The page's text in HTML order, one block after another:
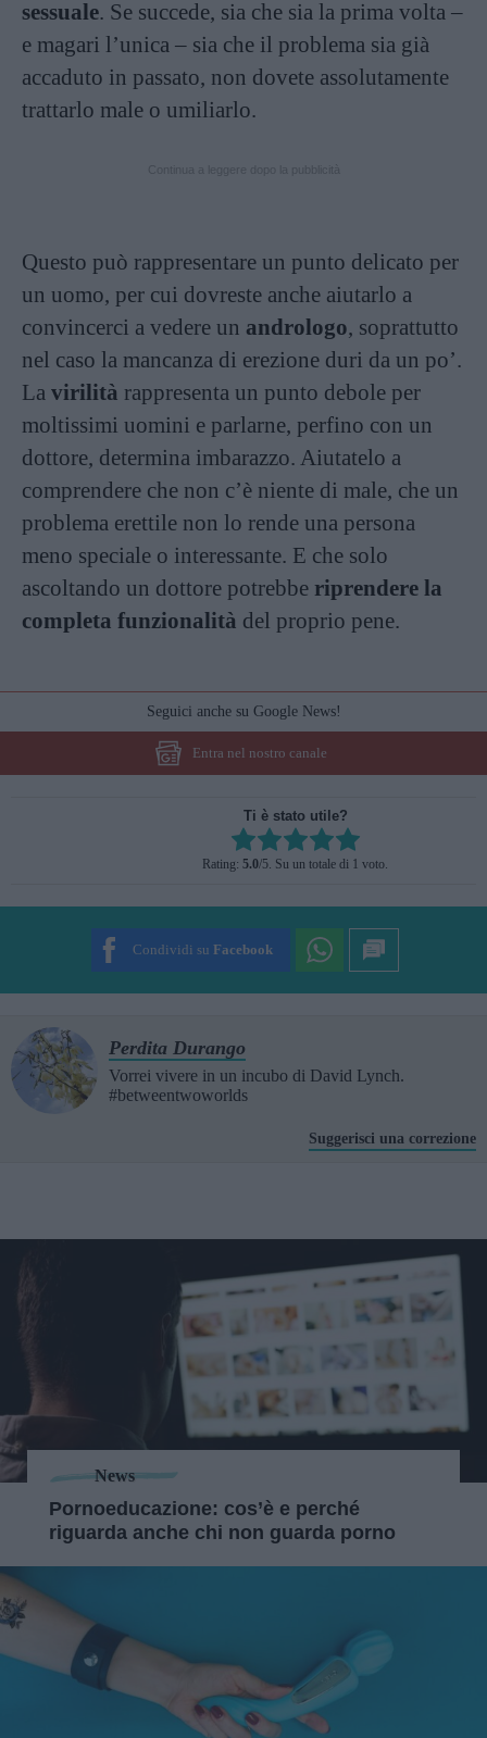
sessuale. Se succede, sia che sia la prima volta –
e magari l’unica – sia che il problema sia già
accaduto in passato, non dovete assolutamente
trattarlo male o umiliarlo.
Questo può rappresentare un punto delicato per
un uomo, per cui dovreste anche aiutarlo a
convincerci a vedere un andrologo, soprattutto
nel caso la mancanza di erezione duri da un po’.
La virilità rappresenta un punto debole per
moltissimi uomini e parlarne, perfino con un
dottore, determina imbarazzo. Aiutatelo a
comprendere che non c’è niente di male, che un
problema erettile non lo rende una persona
meno speciale o interessante. E che solo
ascoltando un dottore potrebbe riprendere la
completa funzionalità del proprio pene.
Seguici anche su Google News!
Entra nel nostro canale
Ti è stato utile?
Rate this item:
SUBMIT RATING
Rating: 5.0/5. Su un totale di 1 voto.
Condividi su Facebook
Perdita Durango
Vorrei vivere in un incubo di David Lynch.
#betweentwoworlds
Suggerisci una correzione
News
Pornoeducazione: cos’è e perché
riguarda anche chi non guarda porno